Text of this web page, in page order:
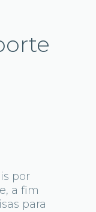
por
a fim
para